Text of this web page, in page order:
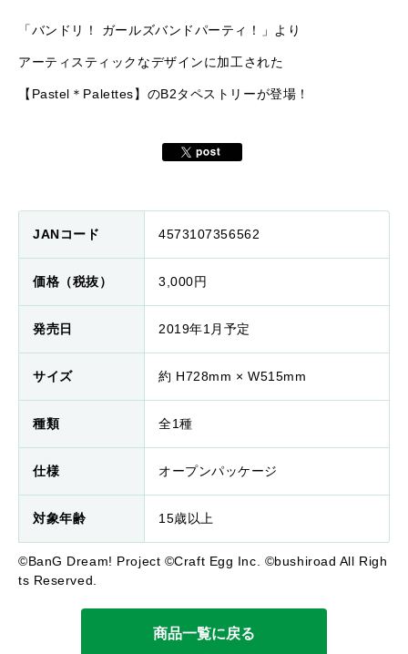
「バンドリ！ ガールズバンドパーティ！」より
アーティスティックなデザインに加工された
【Pastel＊Palettes】のB2タペストリーが登場！
JANコード 4573107356562
価格（税抜） 3,000円
発売日 2019年1月予定
サイズ 約 H728mm × W515mm
種類 全1種
仕様 オープンパッケージ
対象年齢 15歳以上
©BanG Dream! Project ©Craft Egg Inc. ©bushiroad All Righ
ts Reserved.
商品一覧に戻る